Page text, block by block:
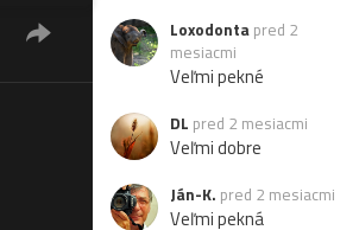
Loxodonta pred 2
mesiacmi
Veľmi pekné
DL pred 2 mesiacmi
Veľmi dobre
Ján-K. pred 2 mesiacmi
Veľmi pekná